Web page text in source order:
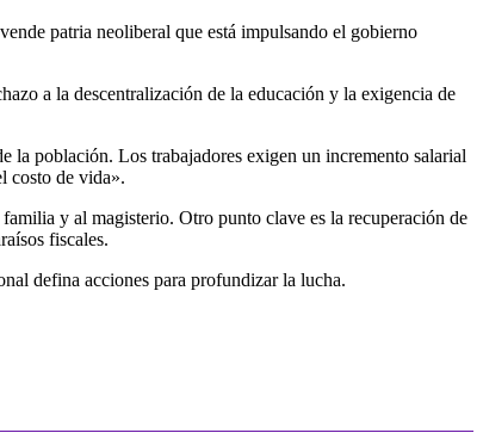
patria neoliberal que está impulsando el gobierno
a la descentralización de la educación y la exigencia de
la población. Los trabajadores exigen un incremento salarial
costo de vida».
y al magisterio. Otro punto clave es la recuperación de
fiscales.
defina acciones para profundizar la lucha.